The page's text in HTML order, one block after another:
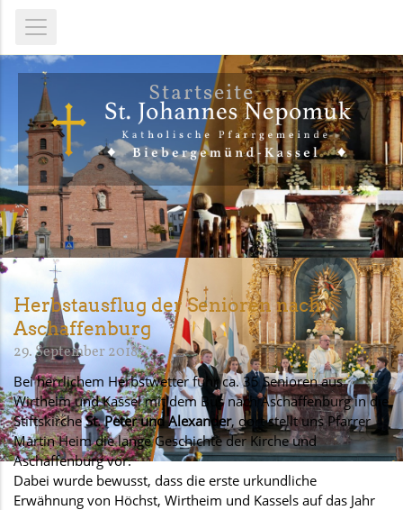
Startseite
Herbstausflug der Senioren nach
Aschaffenburg
29. September 2018
Bei herrlichem Herbstwetter fuhr ca. 35 Senioren aus
Wirtheim und Kassel mit dem Bus nach Aschaffenburg in die
StiftskircheSt. Peter und Alexander, dort stellt uns Pfarrer
Martin Heim die lange Geschichte der Kirche und
Aschaffenburg vor.
Dabei wurde bewusst, dass die erste urkundliche
Erwähnung von Höchst, Wirtheim und Kassels auf das Jahr